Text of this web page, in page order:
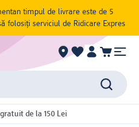
timpul de livrare este de 5
folosiți serviciul de Ridicare Expres
gratuit de la 150 Lei